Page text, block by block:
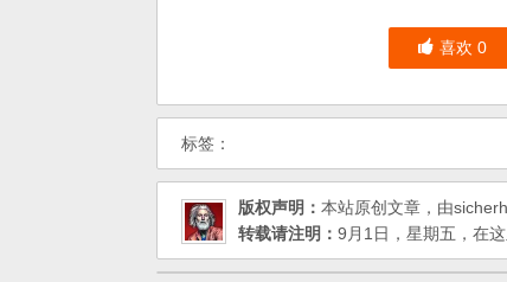
喜欢0
标签：
版权声明： 本站原创文章，由
转载请注明： 9月1日，星期五，在